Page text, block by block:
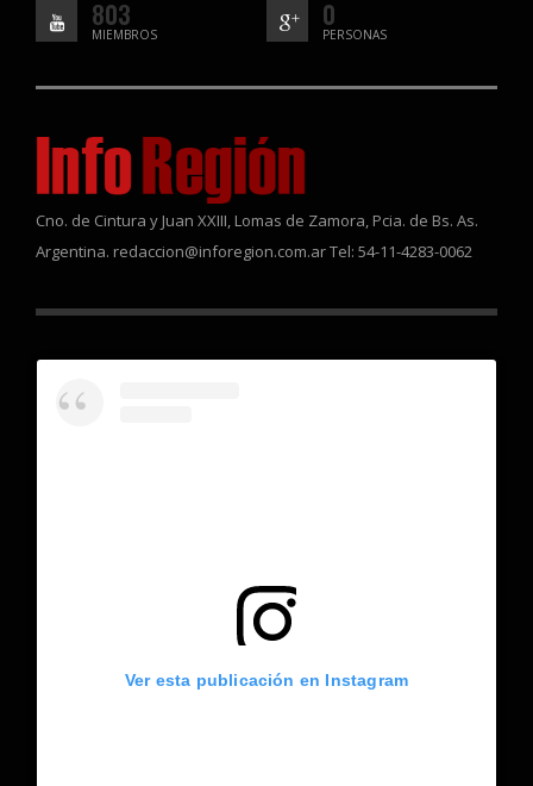
803
MIEMBROS
0
PERSONAS
Cno. de Cintura y Juan XXIII, Lomas de Zamora, Pcia. de Bs. As.
Argentina. redaccion@inforegion.com.ar Tel: 54-11-4283-0062
Ver esta publicación en Instagram